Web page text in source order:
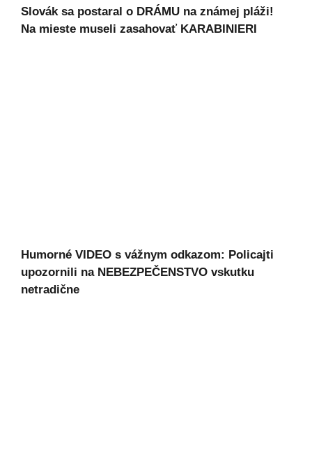
Slovák sa postaral o DRÁMU na známej pláži!
Na mieste museli zasahovať KARABINIERI
Humorné VIDEO s vážnym odkazom: Policajti
upozornili na NEBEZPEČENSTVO vskutku
netradične